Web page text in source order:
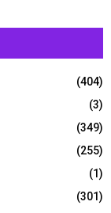
(404)
(3)
(349)
(255)
(1)
(301)